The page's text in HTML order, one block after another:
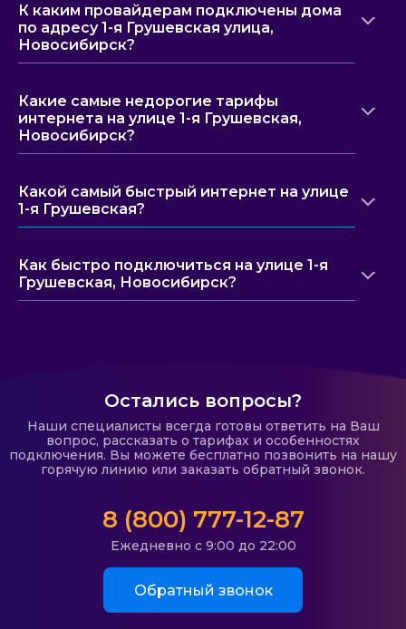
К каким провайдерам подключены дома
по адресу 1-я Грушевская улица,
Новосибирск?
Какие самые недорогие тарифы
интернета на улице 1-я Грушевская,
Новосибирск?
Какой самый быстрый интернет на улице
1-я Грушевская?
Как быстро подключиться на улице 1-я
Грушевская, Новосибирск?
Остались вопросы?
Наши специалисты всегда готовы ответить на Ваш
вопрос, рассказать о тарифах и особенностях
подключения. Вы можете бесплатно позвонить на нашу
горячую линию или заказать обратный звонок.
8 (800) 777-12-87
Ежедневно с 9:00 до 22:00
Обратный звонок